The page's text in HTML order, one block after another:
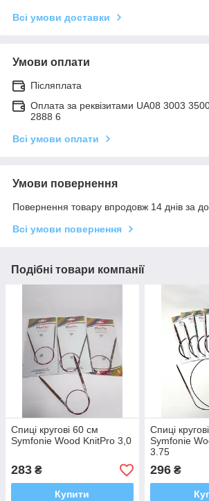
Всі умови доставки
Умови оплати
Післяплата
Оплата за реквізитами UA08 3003
2888 6
Всі умови оплати
Умови повернення
Повернення товару впродовж 14 днів за
Всі умови повернення
Подібні товари компанії
Спиці кругові 60 см
Symfonie Wood KnitPro 3,0
283 ₴
Купити
Спиці
Symfonie
3.75
296₴